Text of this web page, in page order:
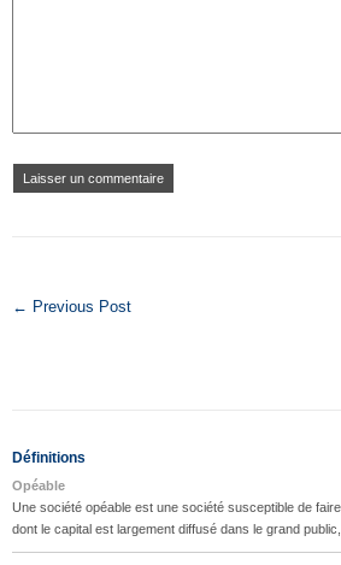
← Previous Post
Définitions
Opéable
Une société opéable est une société susceptible de faire
dont le capital est largement diffusé dans le grand